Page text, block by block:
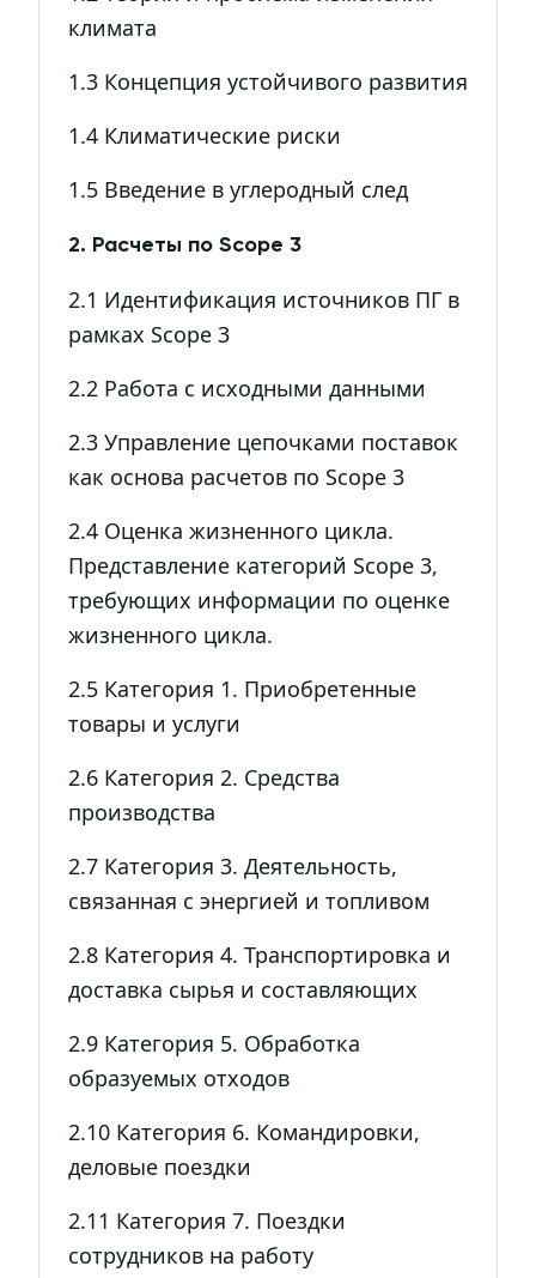
климата
1.3 Концепция устойчивого развития
1.4 Климатические риски
1.5 Введение в углеродный след
2. Расчеты по Scope 3
2.1 Идентификация источников ПГ в
рамках Scope 3
2.2 Работа с исходными данными
2.3 Управление цепочками поставок
как основа расчетов по Scope 3
2.4 Оценка жизненного цикла.
Представление категорий Scope 3,
требующих информации по оценке
жизненного цикла.
2.5 Категория 1. Приобретенные
товары и услуги
2.6 Категория 2. Средства
производства
2.7 Категория 3. Деятельность,
связанная с энергией и топливом
2.8 Категория 4. Транспортировка и
доставка сырья и составляющих
2.9 Категория 5. Обработка
образуемых отходов
2.10 Категория 6. Командировки,
деловые поездки
2.11 Категория 7. Поездки
сотрудников на работу